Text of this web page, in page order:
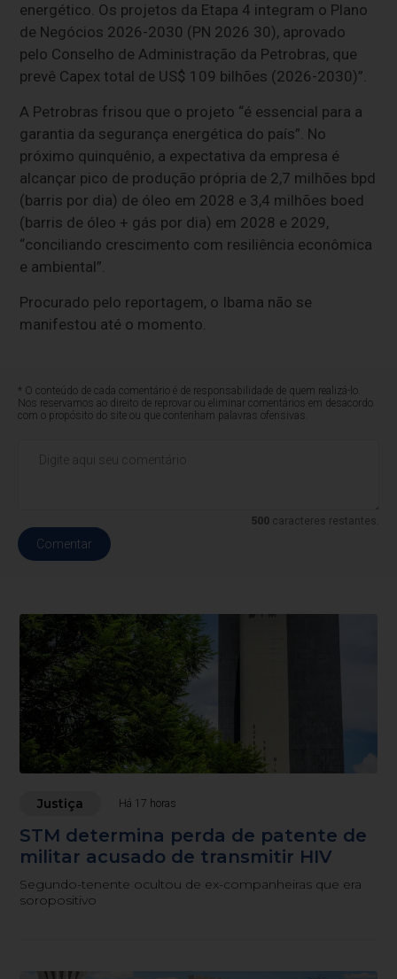
energético. Os projetos da Etapa 4 integram o Plano
de Negócios 2026-2030 (PN 2026 30), aprovado
pelo Conselho de Administração da Petrobras, que
prevê Capex total de US$ 109 bilhões (2026-2030)”.
A Petrobras frisou que o projeto “é essencial para a
garantia da segurança energética do país”. No
próximo quinquênio, a expectativa da empresa é
alcançar pico de produção própria de 2,7 milhões bpd
(barris por dia) de óleo em 2028 e 3,4 milhões boed
(barris de óleo + gás por dia) em 2028 e 2029,
“conciliando crescimento com resiliência econômica
e ambiental”.
Procurado pelo reportagem, o Ibama não se
manifestou até o momento.
* O conteúdo de cada comentário é de responsabilidade de quem realizá-lo.
Nos reservamos ao direito de reprovar ou eliminar comentários em desacordo
com o propósito do site ou que contenham palavras ofensivas.
500caracteres restantes.
Comentar
Justiça Há 17 horas
STM determina perda de patente de
militar acusado de transmitir HIV
Segundo-tenente ocultou de ex-companheiras que era
soropositivo